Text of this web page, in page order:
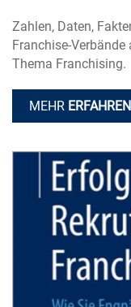
Zahlen, Daten,
Franchise-
Thema Franchising.
MEHR ERFAHREN